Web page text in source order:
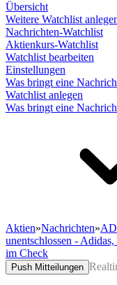
Übersicht
Weitere Watchlist
Nachrichten-Watchlist
Aktienkurs-Watchlist
Watchlist bearbeiten
Einstellungen
Was bringt eine
Watchlist anlegen
Was bringt eine
Aktien»Nachrichten»
unentschlossen -
im Check
Push Mitteilungen